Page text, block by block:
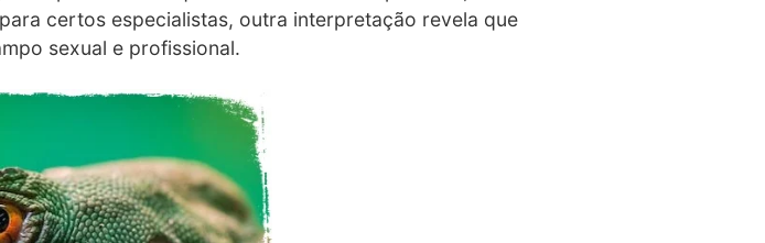
certos especialistas, outra interpretação revela que
sexual e profissional.